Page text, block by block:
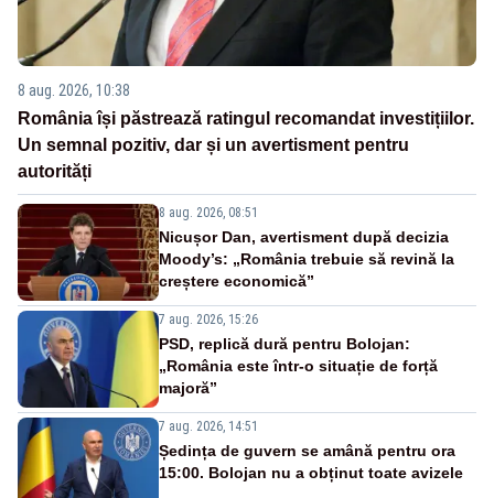
8 aug. 2026, 10:38
România își păstrează ratingul recomandat investițiilor.
Un semnal pozitiv, dar și un avertisment pentru
autorități
8 aug. 2026, 08:51
Nicușor Dan, avertisment după decizia
Moody’s: „România trebuie să revină la
creștere economică”
7 aug. 2026, 15:26
PSD, replică dură pentru Bolojan:
„România este într-o situație de forță
majoră”
7 aug. 2026, 14:51
Ședința de guvern se amână pentru ora
15:00. Bolojan nu a obținut toate avizele